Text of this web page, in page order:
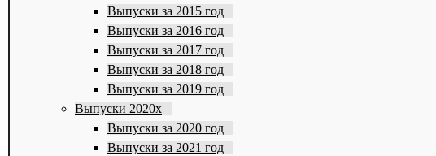
Выпуски за 2015 год
Выпуски за 2016 год
Выпуски за 2017 год
Выпуски за 2018 год
Выпуски за 2019 год
Выпуски 2020х
Выпуски за 2020 год
Выпуски за 2021 год